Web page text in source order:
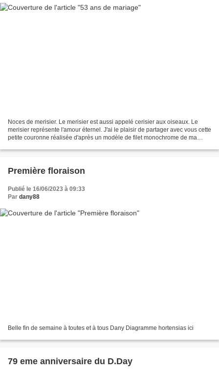
Noces de merisier. Le merisier est aussi appelé cerisier aux oiseaux. Le
merisier représente l'amour éternel. J'ai le plaisir de partager avec vous cette
petite couronne réalisée d'après un modèle de filet monochrome de ma
Première floraison
Publié le 16/06/2023 à 09:33
Par dany88
Belle fin de semaine à toutes et à tous Dany Diagramme hortensias ici
79 eme anniversaire du D.Day